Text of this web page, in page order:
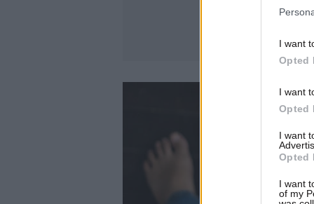
I want
Opted
I want
Opted
I want
Opted
I want
of my